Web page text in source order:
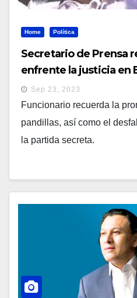
Home Política
Secretario de Prensa
enfrente la justicia en
Sep 23, 2023
Funcionario recuerda la
pandillas, así como el
la partida secreta.